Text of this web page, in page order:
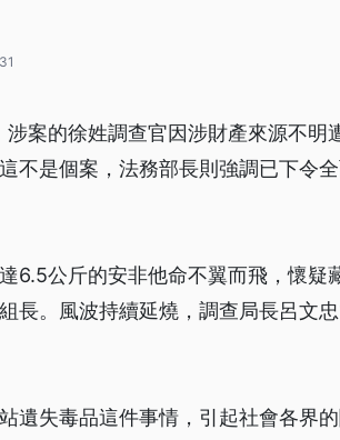
案的徐姓調查官因涉財產來源不明
不是個案，法務部長則強調已下令
6.5公斤的安非他命不翼而飛，懷疑
長。風波持續延燒，調查局長呂文
遺失毒品這件事情，引起社會各界